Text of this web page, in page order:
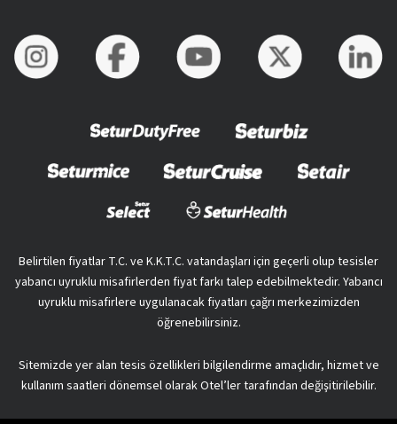
Belirtilen fiyatlar T.C. ve K.K.T.C. vatandaşları için geçerli olup tesisler
yabancı uyruklu misafirlerden fiyat farkı talep edebilmektedir. Yabancı
uyruklu misafirlere uygulanacak fiyatları çağrı merkezimizden
öğrenebilirsiniz.
Sitemizde yer alan tesis özellikleri bilgilendirme amaçlıdır, hizmet ve
kullanım saatleri dönemsel olarak Otel’ler tarafından değişitirilebilir.